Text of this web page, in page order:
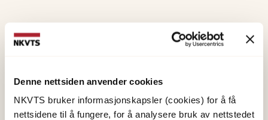
Denne nettsiden anvender cookies
NKVTS bruker informasjonskapsler (cookies) for å få
nettsidene til å fungere, for å analysere bruk av nettstedet
Forskerne
Forsker II
Vis profil